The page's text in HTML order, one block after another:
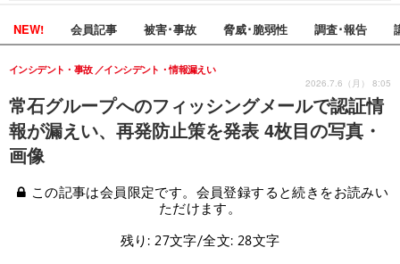
NEW! 会員記事 被害･事故 脅威･脆弱性 調査･報告
常石グループへのフィッシングメールで認証情
報が漏えい、再発防止策を発表 4枚目の写真・
画像
インシデント・事故 インシデント・情報漏えい
2026.7.6（月） 8:05
この記事は会員限定です。会員登録すると続きをお読みい
ただけます。
残り: 27文字/全文: 28文字